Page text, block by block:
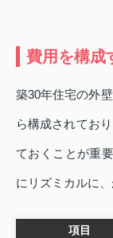
費用を構成
築30年住宅の外
ら構成されてお
ておくことが重
にリズミカルに
項目